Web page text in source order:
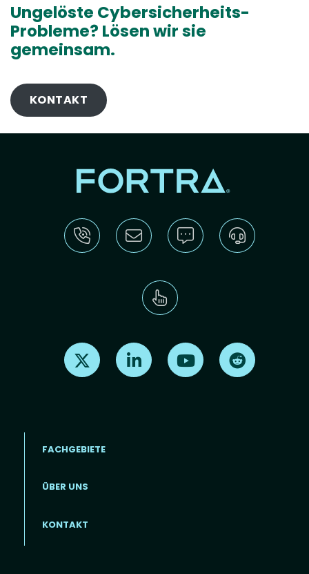
Ungelöste Cybersicherheits-
Probleme? Lösen wir sie
gemeinsam.
KONTAKT
Find us on X Find us on LinkedInFind us on Youtube
FACHGEBIETE
ÜBER UNS
KONTAKT